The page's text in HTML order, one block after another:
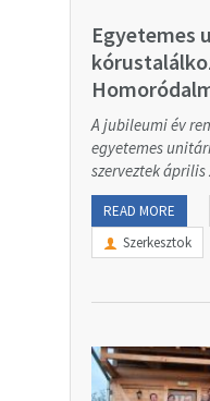
Egyetemes
A jubileumi év
egyetemes
szerveztek április
READ MORE
Szerkesztok